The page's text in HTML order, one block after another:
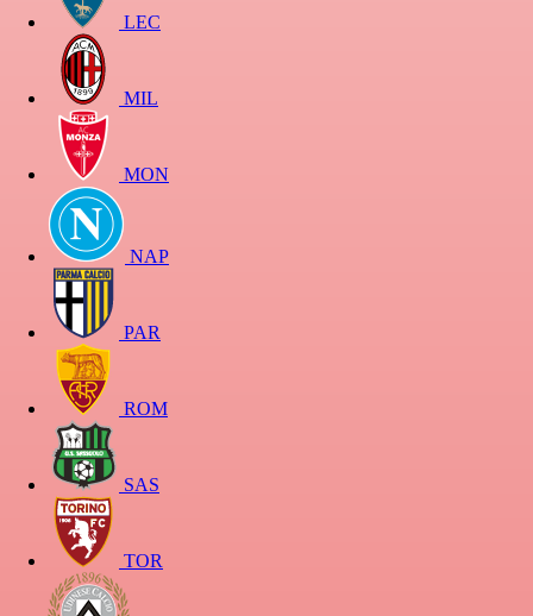
LEC
MIL
MON
NAP
PAR
ROM
SAS
TOR